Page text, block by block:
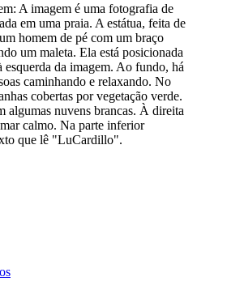
A imagem é uma fotografia de
em uma praia. A estátua, feita de
homem de pé com um braço
um maleta. Ela está posicionada
da imagem. Ao fundo, há
caminhando e relaxando. No
cobertas por vegetação verde.
algumas nuvens brancas. À direita
calmo. Na parte inferior
que lê "LuCardillo".